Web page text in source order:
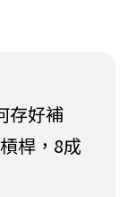
存好補
桿，8成